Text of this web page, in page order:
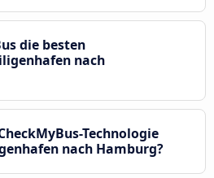
die besten
nach
Technologie
nach Hamburg?